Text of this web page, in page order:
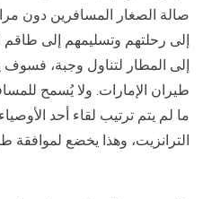
صالة الصغار المسافرين دون
إلى رحلتهم وتسليمهم إلى طاقم
إلى المطار لتناول وجبة،
طيران الإمارات. ولا يُسمح
ما لم يتم ترتيب لقاء أحد
الترانزيت، وهذا يخضع لموافقة